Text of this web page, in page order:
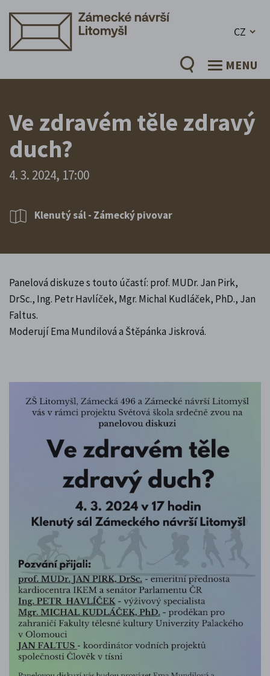
CZ
MENU
Ve zdravém těle zdravý
duch?
4. 3. 2024, 17:00
Klenutý sál - Zámecký pivovar
Panelová diskuze s touto účastí: prof. MUDr. Jan Pirk,
DrSc., Ing. Petr Havlíček, Mgr. Michal Kudláček, PhD., Jan
Faltus.
Moderují Ema Mundilová a Štěpánka Jiskrová.